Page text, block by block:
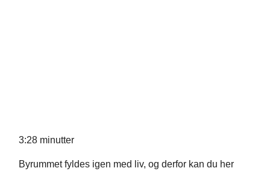
3:28 minutter
Byrummet fyldes igen med liv, og derfor kan du her